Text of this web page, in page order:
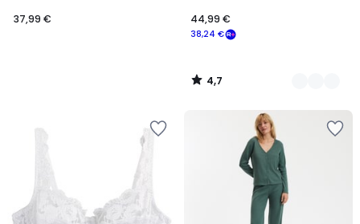
37,99 €
38,24 €
44,99 €
4,7
/